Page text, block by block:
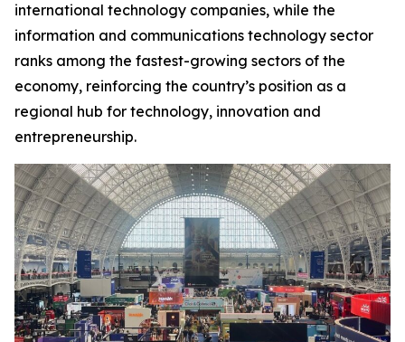
international technology companies, while the
information and communications technology sector
ranks among the fastest-growing sectors of the
economy, reinforcing the country’s position as a
regional hub for technology, innovation and
entrepreneurship.